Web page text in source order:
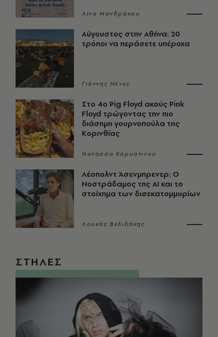
Λίνα Μανδράκου
Αύγουστος στην Αθήνα: 20
τρόποι να περάσετε υπέροχα
Γιάννης Νένες
Στο 4ο Pig Floyd ακούς Pink
Floyd τρώγοντας την πιο
διάσημη γουρνοπούλα της
Κορινθίας
Νατάσσα Καρυστινού
Λέοπολντ Άσενμπρενερ: Ο
Νοστράδαμος της AI και το
στοίχημα των δισεκατομμυρίων
Λουκάς Βελιδάκης
ΣΤΗΛΕΣ